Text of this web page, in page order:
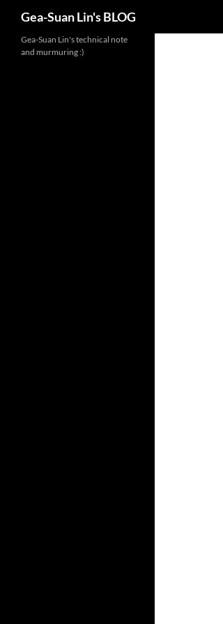
Gea-Suan Lin's BLOG
Gea-Suan Lin's technical note
and murmuring :)